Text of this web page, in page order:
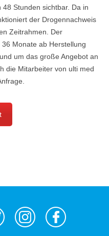
Stunden sichtbar. Da in
der Drogennachweis
Zeitrahmen. Der
Monate ab Herstellung
um das große Angebot an
die Mitarbeiter von ulti med